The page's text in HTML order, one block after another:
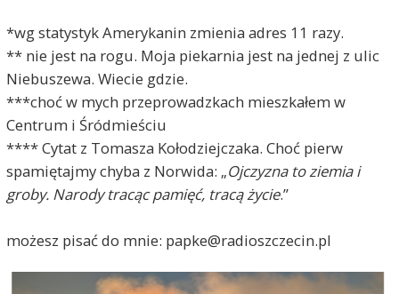
*wg statystyk Amerykanin zmienia adres 11 razy.
** nie jest na rogu. Moja piekarnia jest na jednej z ulic
Niebuszewa. Wiecie gdzie.
***choć w mych przeprowadzkach mieszkałem w
Centrum i Śródmieściu
**** Cytat z Tomasza Kołodziejczaka. Choć pierw
spamiętajmy chyba z Norwida: „Ojczyzna to ziemia i
groby. Narody tracąc pamięć, tracą życie.”
możesz pisać do mnie: papke@radioszczecin.pl